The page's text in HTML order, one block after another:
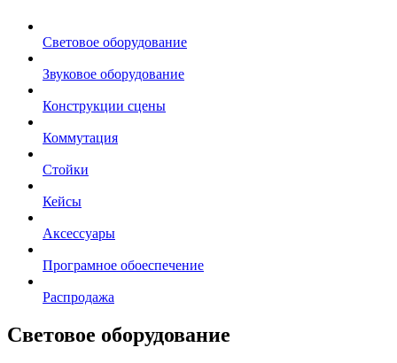
Световое оборудование
Звуковое оборудование
Конструкции сцены
Коммутация
Стойки
Кейсы
Аксессуары
Програмное обоеспечение
Распродажа
Световое оборудование